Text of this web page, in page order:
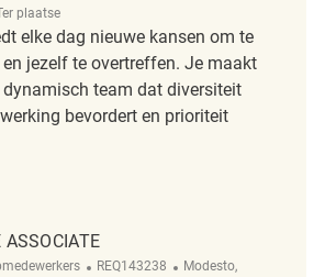
plaatse
elke dag nieuwe kansen om te
en jezelf te overtreffen. Je maakt
dynamisch team dat diversiteit
bevordert en prioriteit
Associate REQ133039
ASSOCIATE
ReqId
REQ143238 Plaats
Modesto,